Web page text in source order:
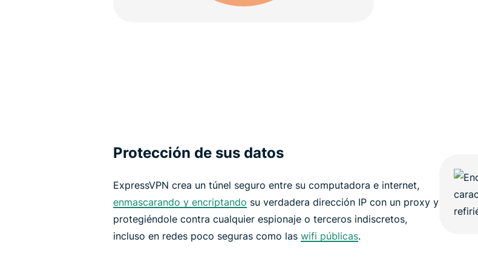
Protección de sus datos
ExpressVPN crea un túnel seguro entre su computadora e internet,
enmascarando y encriptando su verdadera dirección IP con un proxy y
protegiéndole contra cualquier espionaje o terceros indiscretos,
incluso en redes poco seguras como las wifi públicas.